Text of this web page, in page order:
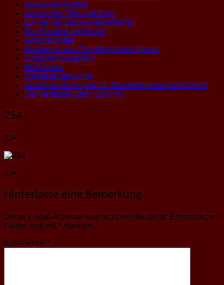
Arabische Medien
Arabischer Film und Kino
Ein kleiner Sprach-Reiseführer
Die Sprache der Musik
Schöne Bilder
Methoden zum Fremdsprachen lernen
Linguistik allgemein
Workshops
Interessantes Links
Arabische Newsgroups, Newsletter und das Usenet
Der Verfasser Stellt Sich Vor
254
254
254
Hinterlasse eine Bemerkung
Deine E-Mail-Adresse wird nicht veröffentlicht. Erforderliche
Felder sind mit * markiert
Kommentar *